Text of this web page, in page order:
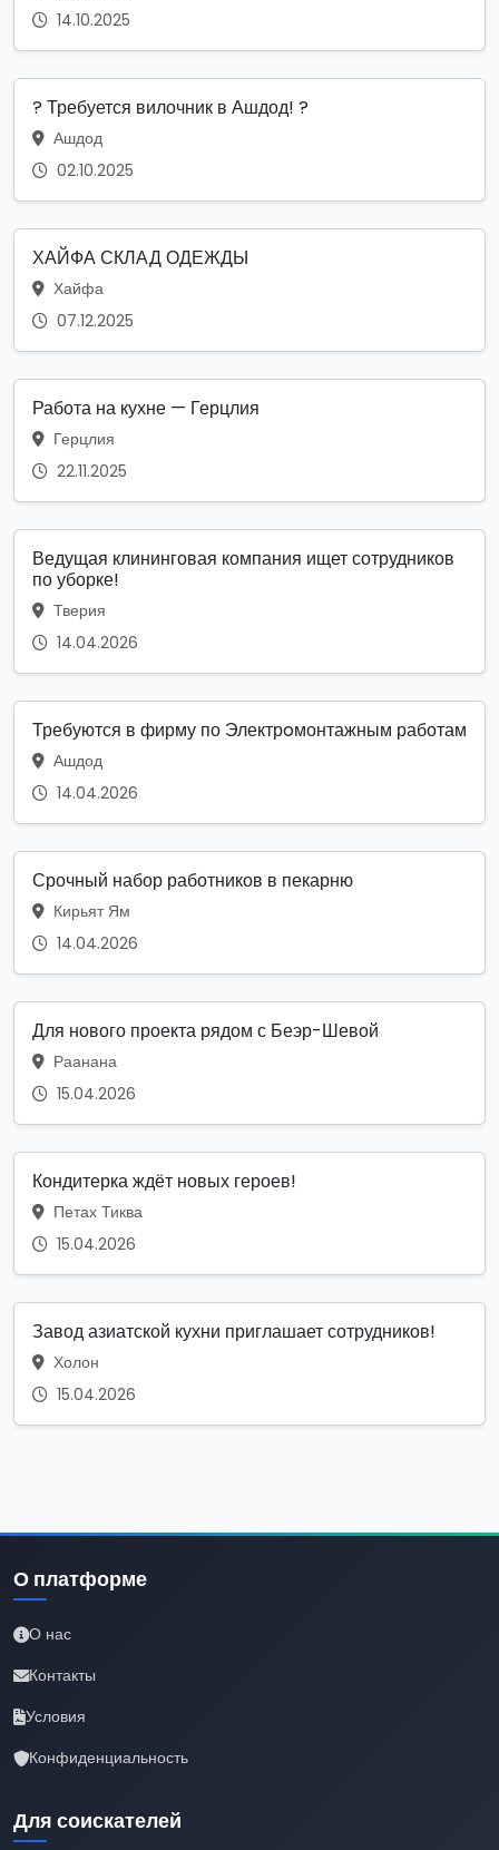
14.10.2025
? Требуется вилочник в Ашдод! ?
Ашдод
02.10.2025
ХАЙФА СКЛАД ОДЕЖДЫ
Хайфа
07.12.2025
Работа на кухне — Герцлия
Герцлия
22.11.2025
Ведущая клининговая компания ищет сотрудников
по уборке!
Тверия
14.04.2026
Требуются в фирму по Электрoмонтажным работам
Ашдод
14.04.2026
Срочный набор работников в пекарню
Кирьят Ям
14.04.2026
Для нового проекта рядом с Беэр-Шевой
Раанана
15.04.2026
Кондитерка ждёт новых героев!
Петах Тиква
15.04.2026
Завод азиатской кухни приглашает сотрудников!
Холон
15.04.2026
О платформе
О нас
Контакты
Условия
Конфиденциальность
Для соискателей